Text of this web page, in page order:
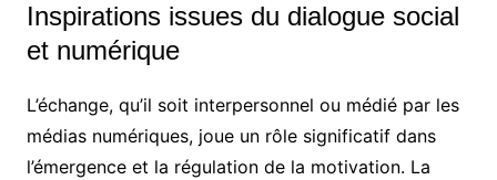
Inspirations issues du dialogue social
et numérique
L’échange, qu’il soit interpersonnel ou médié par les
médias numériques, joue un rôle significatif dans
l’émergence et la régulation de la motivation. La